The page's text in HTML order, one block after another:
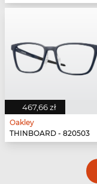
467,66 zł
Oakley
THINBOARD - 820503